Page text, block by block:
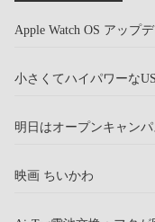
Apple Watch OS アップ
小さくてハイパワーな
明日はオープンキャンパ
映画 ちいかわ